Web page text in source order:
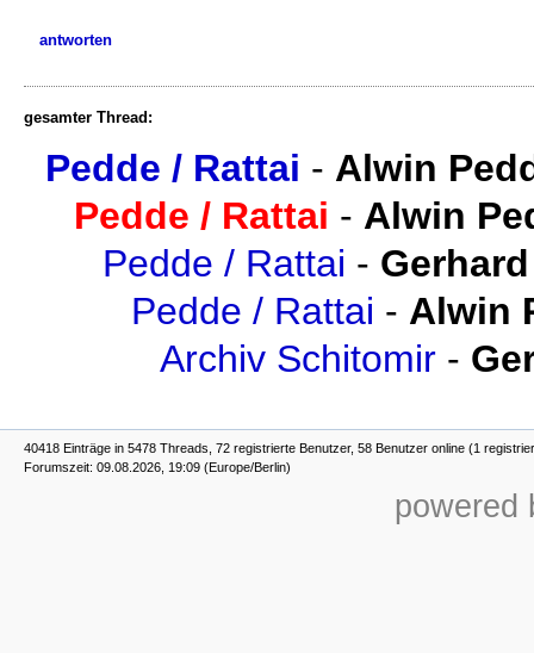
antworten
gesamter Thread:
Pedde / Rattai - Alwin
Pedde / Rattai - Alwin
Pedde / Rattai -
Pedde / Rattai - Alwin
Archiv Schitomir -
40418 Einträge in 5478 Threads, 72 registrierte Benutzer, 58 Benutzer online (1
Forumszeit: 09.08.2026, 19:09 (Europe/Berlin)
powered